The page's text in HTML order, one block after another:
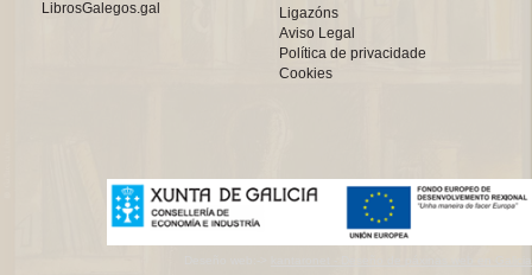
LibrosGalegos.gal
Ligazóns
Aviso Legal
Política de privacidade
Cookies